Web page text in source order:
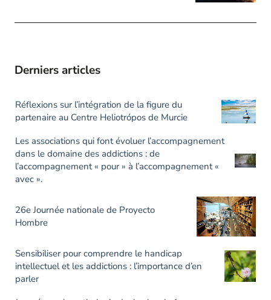
Derniers articles
Réflexions sur l’intégration de la figure du
partenaire au Centre Heliotrópos de Murcie
Les associations qui font évoluer l’accompagnement
dans le domaine des addictions : de
l’accompagnement « pour » à l’accompagnement «
avec ».
26e Journée nationale de Proyecto
Hombre
Sensibiliser pour comprendre le handicap
intellectuel et les addictions : l’importance d’en
parler